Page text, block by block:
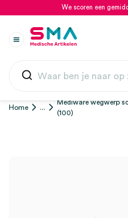
We scoren een
Home ...
Mediware wegwerp
(100)